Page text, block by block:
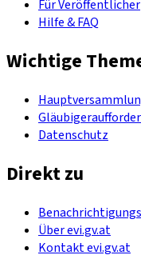
Für Veröffentlicher
Hilfe & FAQ
Wichtige
Datenschutz
Direkt zu
Über evi.gv.at
Kontakt evi.gv.at